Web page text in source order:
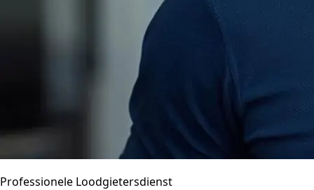
Professionele Loodgietersdienst